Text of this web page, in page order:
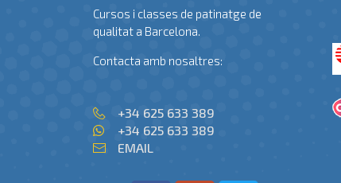
Cursos i classes de patinatge de
qualitat a Barcelona.
Contacta amb nosaltres:
+34 625 633 389
+34 625 633 389
EMAIL